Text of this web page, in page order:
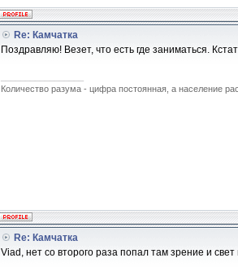
Re: Камчатка
Поздравляю! Везет, что есть где заниматься.
Количество разума - цифра постоянная, а население
Re: Камчатка
Viad, нет со второго раза попал там зрение и